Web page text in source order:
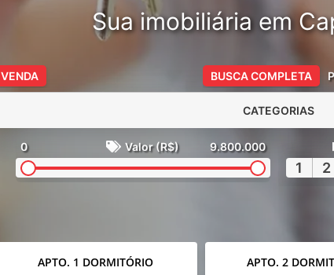
Sua imobiliária em
VENDA BUSCA COMPLETA
CATEGORIAS
0 Valor (R$) 9.800.000
1 2
APTO. 1 DORMITÓRIO APTO. 2